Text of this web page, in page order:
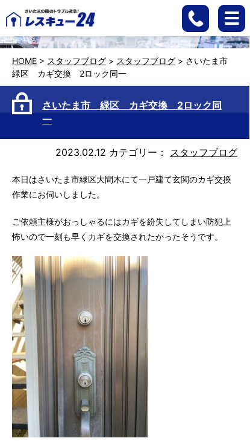
HOME > スタッフブログ > スタッフブログ > さいたま市
緑区 カギ交換 2ロック同一
さいたま市 緑区 カギ交換 2ロック同
一
2023.02.12 カテゴリー： スタッフブログ
本日はさいたま市緑区大間木にて一戸建て玄関のカギ交換
作業にお伺いしました。
ご依頼主様がおっしゃるにはカギを紛失してしまい防犯上
怖いので一刻も早くカギを交換されたかったそうです。